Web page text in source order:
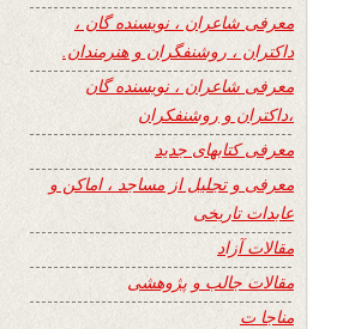
معرفی شاعران ، نویسنده گان ،
داکتران ، روشنفگران و هنرمندان.
معرفی شاعران ، نویسنده گان
،داکتران و روشنفکران
معرفی کتابهای جدید
معرفی و تجلیل از مساجد ، اماکن و
عابدات تاریخی
مقالات آزاد
مقالات جالب و پژوهشی
مناجا ت